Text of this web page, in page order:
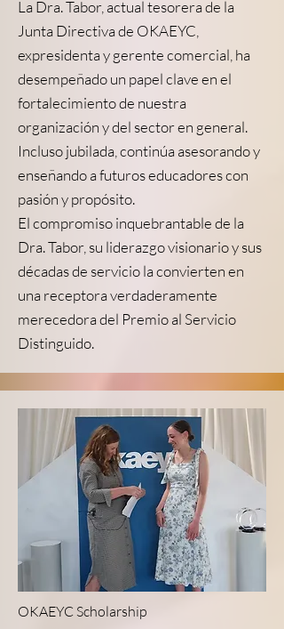
La Dra. Tabor, actual tesorera de la
Junta Directiva de OKAEYC,
expresidenta y gerente comercial, ha
desempeñado un papel clave en el
fortalecimiento de nuestra
organización y del sector en general.
Incluso jubilada, continúa asesorando y
enseñando a futuros educadores con
pasión y propósito.
El compromiso inquebrantable de la
Dra. Tabor, su liderazgo visionario y sus
décadas de servicio la convierten en
una receptora verdaderamente
merecedora del Premio al Servicio
Distinguido.
OKAEYC Scholarship